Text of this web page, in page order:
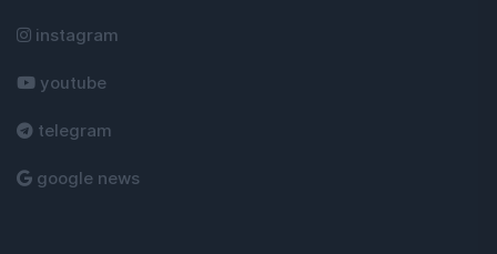
instagram
youtube
telegram
google news